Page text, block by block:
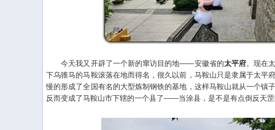
今天我又开辟了一个新的窜访目的地——安徽省的太平府。现在
下乌骓马的马鞍滚落在地而得名，很久以前，马鞍山只是隶属于太平
慢的形成了全国有名的大型炼制钢铁的基地，这样马鞍山就从一个镇
反而变成了马鞍山市下辖的一个县了——当涂县，是不是有点倒反天